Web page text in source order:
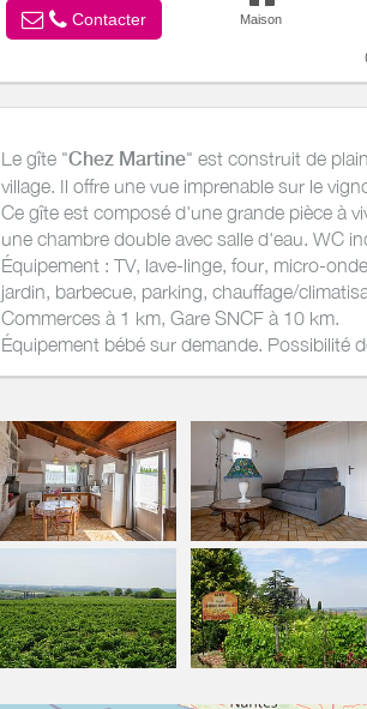
Contacter Maison
Le gîte "Chez Martine" est construit de
village. Il offre une vue imprenable sur le
Ce gîte est composé d'une grande pièce à
une chambre double avec salle d'eau. WC
Équipement : TV, lave-linge, four, micro-
jardin, barbecue, parking, chauffage/
Commerces à 1 km, Gare SNCF à 10 km.
Équipement bébé sur demande. Possibilité